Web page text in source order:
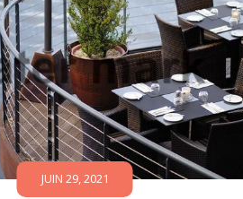
JUIN 29, 2021